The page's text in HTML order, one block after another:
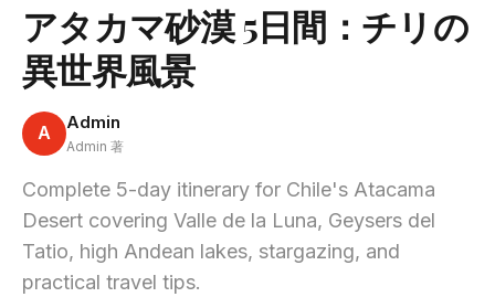
アタカマ砂漠 5日間：チリの
異世界風景
A Admin
Admin 著
Complete 5-day itinerary for Chile's Atacama
Desert covering Valle de la Luna, Geysers del
Tatio, high Andean lakes, stargazing, and
practical travel tips.